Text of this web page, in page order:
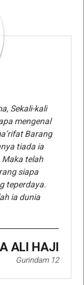
Sekali-kali
mengenal
Barang
tiada ia
Maka telah
siapa
teperdaya.
ia dunia
ALI HAJI
Gurindam 12